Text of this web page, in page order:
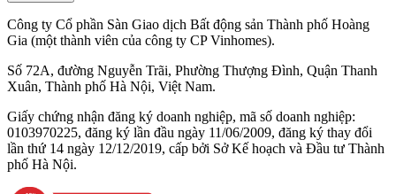
Công ty Cổ phần Sàn Giao dịch Bất động sản Thành phố Hoàng
Gia (một thành viên của công ty CP Vinhomes).
Số 72A, đường Nguyễn Trãi, Phường Thượng Đình, Quận Thanh
Xuân, Thành phố Hà Nội, Việt Nam.
Giấy chứng nhận đăng ký doanh nghiệp, mã số doanh nghiệp:
0103970225, đăng ký lần đầu ngày 11/06/2009, đăng ký thay đổi
lần thứ 14 ngày 12/12/2019, cấp bởi Sở Kế hoạch và Đầu tư Thành
phố Hà Nội.